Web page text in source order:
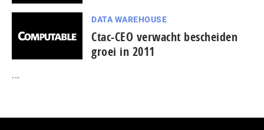
DATA WAREHOUSE
Ctac-CEO verwacht bescheiden
groei in 2011
...